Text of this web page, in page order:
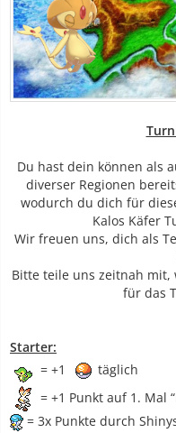
Du hast dein können als
diverser Regionen
wodurch du dich für
Kalos Käfer
Wir freuen uns, dich als
Bitte teile uns zeitnah mit,
für das
Starter:
= +1
täglich
= +1 Punkt auf 1. Mal
= 3x Punkte durch